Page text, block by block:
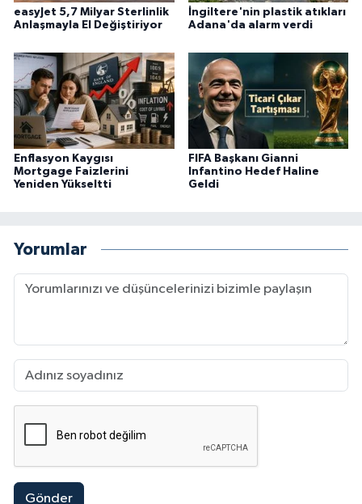
easyJet 5,7 Milyar Sterlinlik
Anlaşmayla El Değiştiriyor
İngiltere'nin plastik atıkları
Adana'da alarm verdi
Enflasyon Kaygısı
Mortgage Faizlerini
Yeniden Yükseltti
FIFA Başkanı Gianni
Infantino Hedef Haline
Geldi
Yorumlar
Gönder